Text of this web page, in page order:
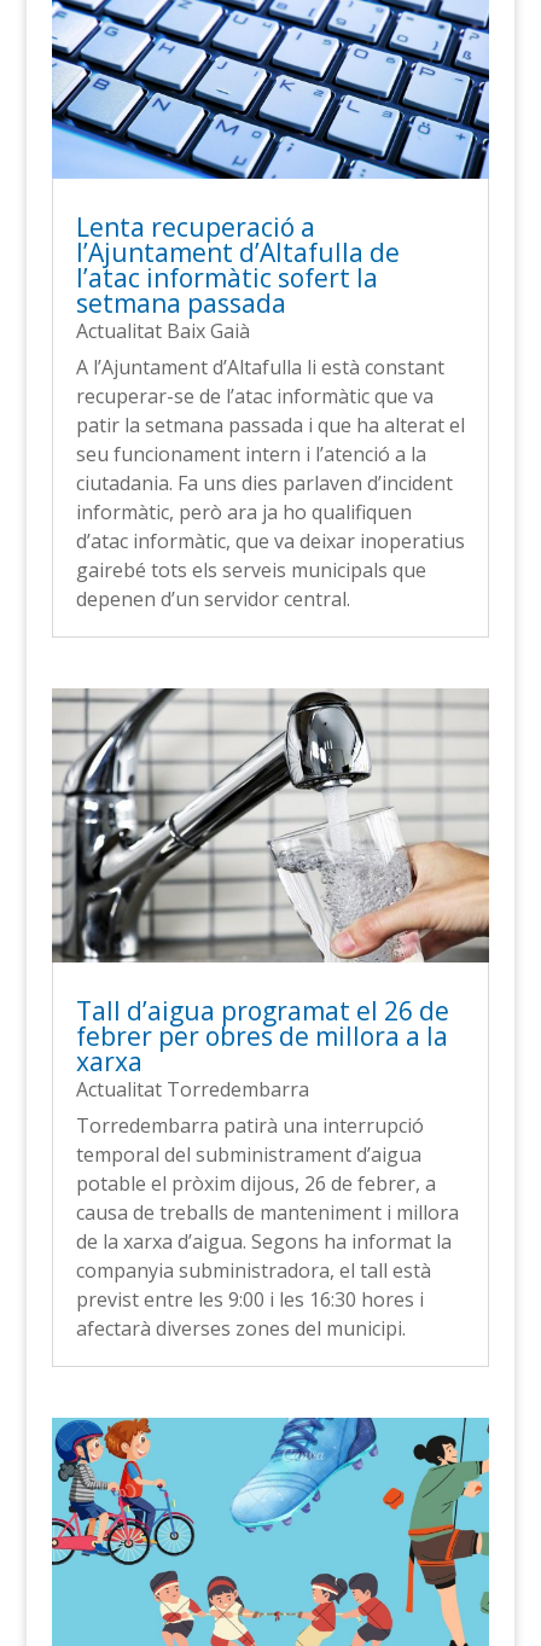
Lenta recuperació a
l’Ajuntament d’Altafulla de
l’atac informàtic sofert la
setmana passada
Actualitat Baix Gaià
A l’Ajuntament d’Altafulla li està constant
recuperar-se de l’atac informàtic que va
patir la setmana passada i que ha alterat el
seu funcionament intern i l’atenció a la
ciutadania. Fa uns dies parlaven d’incident
informàtic, però ara ja ho qualifiquen
d’atac informàtic, que va deixar inoperatius
gairebé tots els serveis municipals que
depenen d’un servidor central.
Tall d’aigua programat el 26 de
febrer per obres de millora a la
xarxa
Actualitat Torredembarra
Torredembarra patirà una interrupció
temporal del subministrament d’aigua
potable el pròxim dijous, 26 de febrer, a
causa de treballs de manteniment i millora
de la xarxa d’aigua. Segons ha informat la
companyia subministradora, el tall està
previst entre les 9:00 i les 16:30 hores i
afectarà diverses zones del municipi.